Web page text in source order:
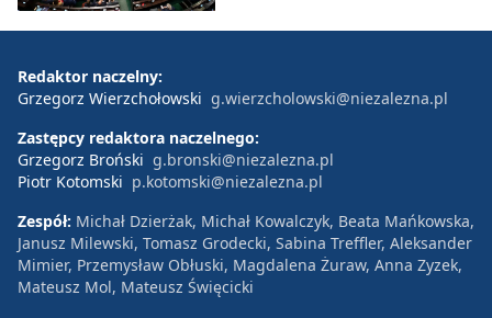
Redaktor naczelny:
Grzegorz Wierzchołowski g.wierzcholowski@niezalezna.pl
Zastępcy redaktora naczelnego:
Grzegorz Broński g.bronski@niezalezna.pl
Piotr Kotomski p.kotomski@niezalezna.pl
Zespół: Michał Dzierżak, Michał Kowalczyk, Beata Mańkowska,
Janusz Milewski, Tomasz Grodecki, Sabina Treffler, Aleksander
Mimier, Przemysław Obłuski, Magdalena Żuraw, Anna Zyzek,
Mateusz Mol, Mateusz Święcicki